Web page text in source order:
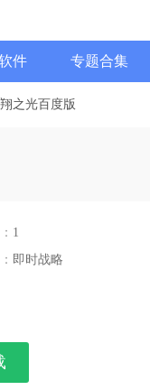
件 专题合集
翔之光百度版
1
即时战略